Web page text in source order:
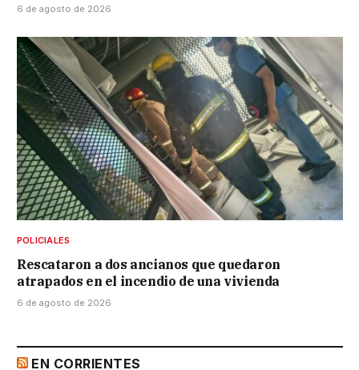
6 de agosto de 2026
POLICIALES
Rescataron a dos ancianos que quedaron
atrapados en el incendio de una vivienda
6 de agosto de 2026
EN CORRIENTES